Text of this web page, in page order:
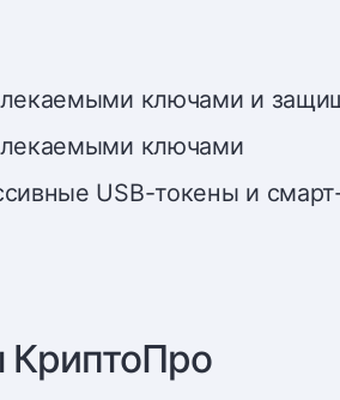
ключами и
ключами
USB-токены и
КриптоПро